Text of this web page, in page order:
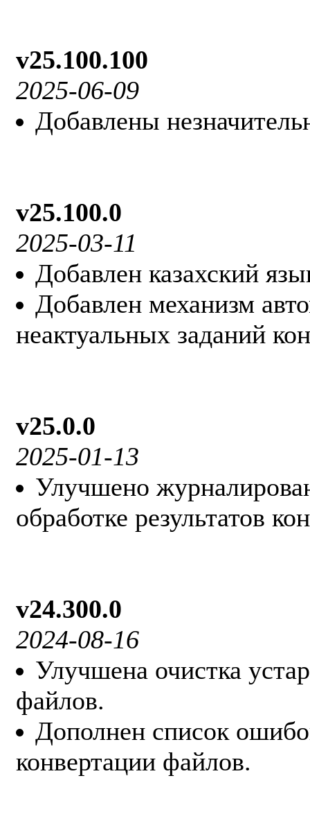
v25.100.100
2025-06-09
Добавлены
v25.100.0
2025-03-11
Добавлен казахский
Добавлен механизм
неактуальных заданий
v25.0.0
2025-01-13
Улучшено
обработке результатов
v24.300.0
2024-08-16
Улучшена очистка
файлов.
Дополнен список
конвертации файлов.